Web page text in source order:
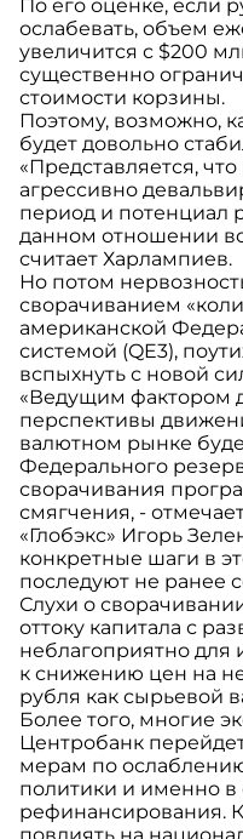
По его оценке, если
ослабевать, объем
увеличится с $200
существенно
стоимости корзины.
Поэтому, возможно,
будет довольно
«Представляется,
агрессивно
период и потенциал
данном отношении
считает Харлампиев.
Но потом
сворачиванием
американской
системой (QE3),
вспыхнуть с новой
«Ведущим фактором
перспективы
валютном рынке
Федерального
сворачивания
смягчения, -
«Глобэкс» Игорь
конкретные шаги в
последуют не ранее
Слухи о
оттоку капитала с
неблагоприятно для
к снижению цен на
рубля как сырьевой
Более того, многие
Центробанк
мерам по
политики и именно в
рефинансирования.